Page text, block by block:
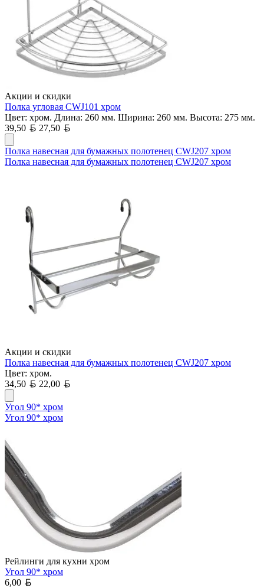
Акции и скидки
Полка угловая CWJ101 хром
Цвет: хром. Длина: 260 мм. Ширина: 260 мм. Высота: 275 мм.
39,50
Белорусский рубль
27,50
Полка навесная для бумажных полотенец CWJ207 хром
Полка навесная для бумажных полотенец CWJ207 хром
Акции и скидки
Полка навесная для бумажных полотенец CWJ207 хром
Цвет: хром.
34,50
Белорусский рубль
22,00
Угол 90* хром
Угол 90* хром
Рейлинги для кухни хром
Угол 90* хром
6,00